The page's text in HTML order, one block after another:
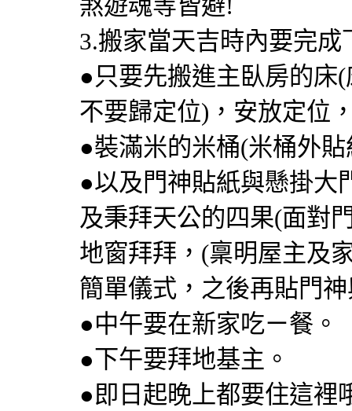
煞遊魂等皆避!
3.搬家當天吉時內要完成
●只要先搬進主臥房的床
不要歸定位)，安放定位
●裝滿米的米桶(米桶外
●以及門神貼紙與懸掛大
及秉拜天公的四果(面對
地窗拜拜，(稟明屋主及
簡單儀式，之後再貼門
●中午要在新家吃ㄧ餐。
●下午要拜地基主。
●即日起晚上都要住這裡